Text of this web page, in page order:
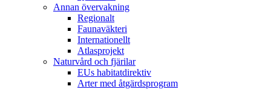
Annan övervakning
Regionalt
Faunaväkteri
Internationellt
Atlasprojekt
Naturvård och fjärilar
EUs habitatdirektiv
Arter med åtgärdsprogram